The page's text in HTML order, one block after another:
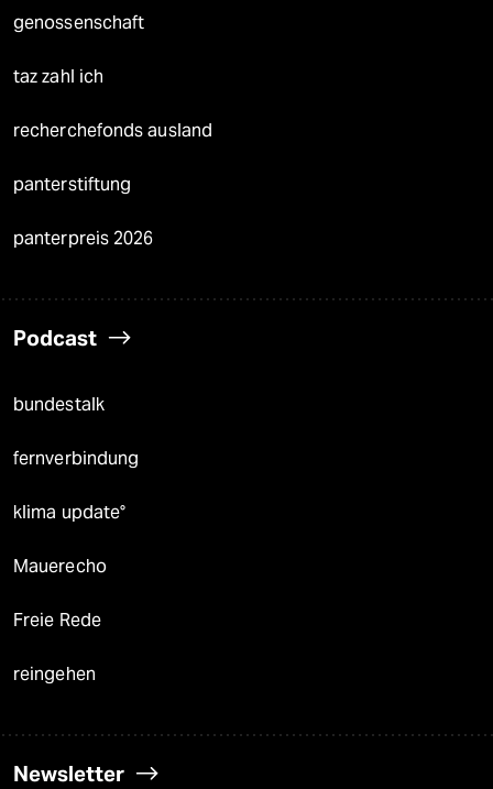
genossenschaft
taz zahl ich
recherchefonds ausland
panterstiftung
panterpreis 2026
Podcast
bundestalk
fernverbindung
klima update°
Mauerecho
Freie Rede
reingehen
Newsletter